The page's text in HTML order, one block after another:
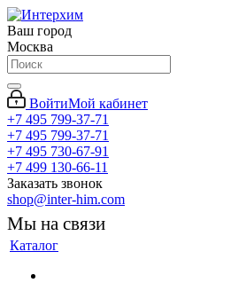
Ваш город
Москва
ВойтиМой кабинет
+7 495 799-37-71
+7 495 799-37-71
+7 495 730-67-91
+7 499 130-66-11
Заказать звонок
shop@inter-him.com
Мы на связи
Каталог